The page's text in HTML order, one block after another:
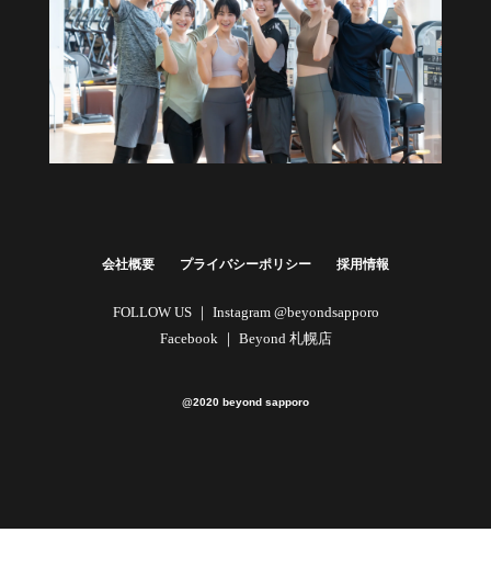
会社概要 プライバシーポリシー 採用情報
FOLLOW US ｜ Instagram @beyondsapporo
Facebook ｜ Beyond 札幌店
@2020 beyond sapporo